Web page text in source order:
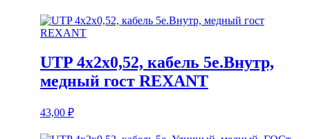
UTP 4x2x0,52, кабель 5е.Внутр,
медный гост REXANT
43,00 ₽